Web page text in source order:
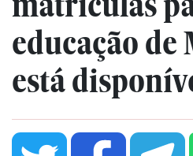
educação de
está